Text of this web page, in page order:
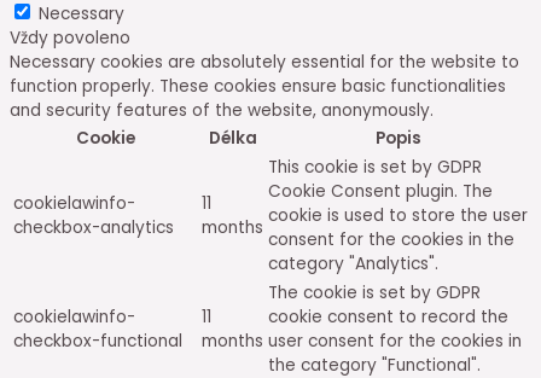
Necessary
Vždy povoleno
Necessary cookies are absolutely essential for the website to
function properly. These cookies ensure basic functionalities
and security features of the website, anonymously.
Cookie
Délka Popis
cookielawinfo-
checkbox-analytics
11
months
This cookie is set by GDPR
Cookie Consent plugin. The
cookie is used to store the user
consent for the cookies in the
category "Analytics".
cookielawinfo-
checkbox-functional
11
months
The cookie is set by GDPR
cookie consent to record the
user consent for the cookies in
the category "Functional".